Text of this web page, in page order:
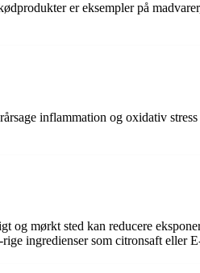
er eksempler på
inflammation og oxidativ
mørkt sted kan reducere
ingredienser som citronsaft eller